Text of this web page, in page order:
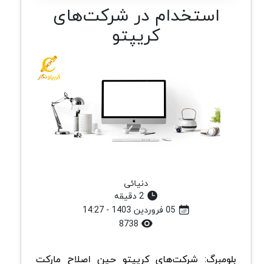
استخدام در شرکت‌های
کریپتو
دنیائی
2 دقیقه
بلومبرگ: شرکت‌های کریپتو حین اصلاح مارکت